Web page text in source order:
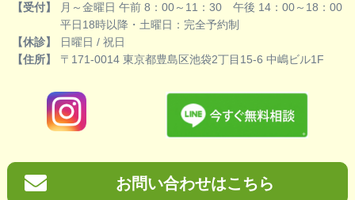
【受付】
月～金曜日 午前 8：00～11：30 午後 14：00～18：00
平日18時以降・土曜日：完全予約制
【休診】
日曜日 / 祝日
【住所】
〒171-0014 東京都豊島区池袋2丁目15-6 中嶋ビル1F
お問い合わせはこちら